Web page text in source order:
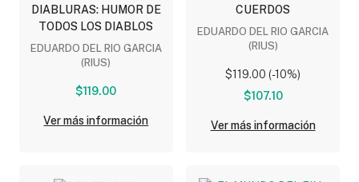
DIABLURAS: HUMOR DE
TODOS LOS DIABLOS
EDUARDO DEL RIO GARCIA
(RIUS)
$119.00
Ver más información
CUERDOS
EDUARDO DEL RIO GARCIA
(RIUS)
$119.00 (-10%)
$107.10
Ver más información